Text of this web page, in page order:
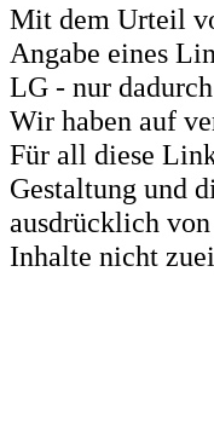
Mit dem Urteil
Angabe eines
LG - nur
Wir haben auf
Für all diese
Gestaltung und
ausdrücklich
Inhalte nicht